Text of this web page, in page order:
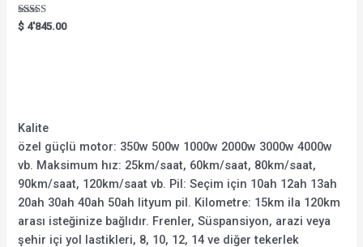
Rated
5.00
$ 4'845.00
Kalite
özel güçlü motor: 350w 500w 1000w 2000w 3000w 4000w
vb. Maksimum hız: 25km/saat, 60km/saat, 80km/saat,
90km/saat, 120km/saat vb. Pil: Seçim için 10ah 12ah 13ah
20ah 30ah 40ah 50ah lityum pil. Kilometre: 15km ila 120km
arası isteğinize bağlıdır. Frenler, Süspansiyon, arazi veya
şehir içi yol lastikleri, 8, 10, 12, 14 ve diğer tekerlek